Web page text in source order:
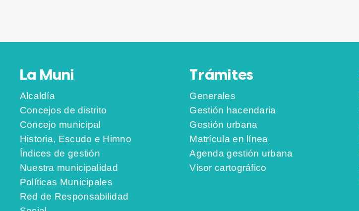
La Muni
Alcaldía
Concejos de distrito
Concejo municipal
Historia, Escudo e Himno
Índices de gestión
Nuestra municipalidad
Políticas Municipales
Red de Responsabilidad
Trámites
Generales
Gestión hacendaria
Gestión urbana
Matrícula en línea
Agenda gestión urbana
Visor cartográfico